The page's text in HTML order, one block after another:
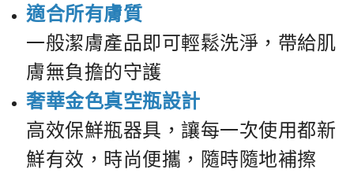
適合所有膚質
一般潔膚產品即可輕鬆洗淨，帶給肌
膚無負擔的守護
奢華金色真空瓶設計
高效保鮮瓶器具，讓每一次使用都新
鮮有效，時尚便攜，隨時隨地補擦